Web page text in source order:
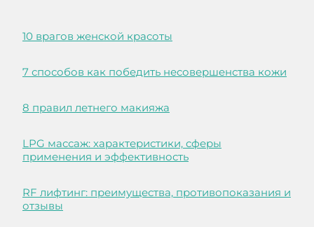
10 врагов женской красоты
7 способов как победить несовершенства кожи
8 правил летнего макияжа
LPG массаж: характеристики, сферы
применения и эффективность
RF лифтинг: преимущества, противопоказания и
отзывы